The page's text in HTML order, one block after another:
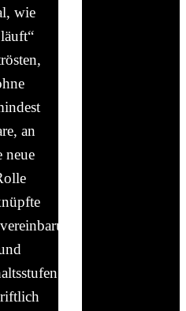
wie
an
neue